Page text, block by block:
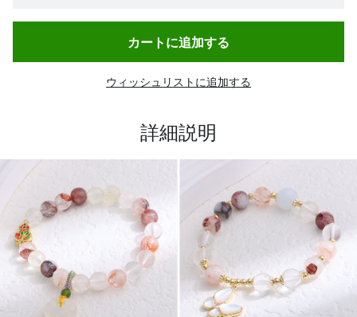
カートに追加する
ウィッシュリストに追加する
詳細説明